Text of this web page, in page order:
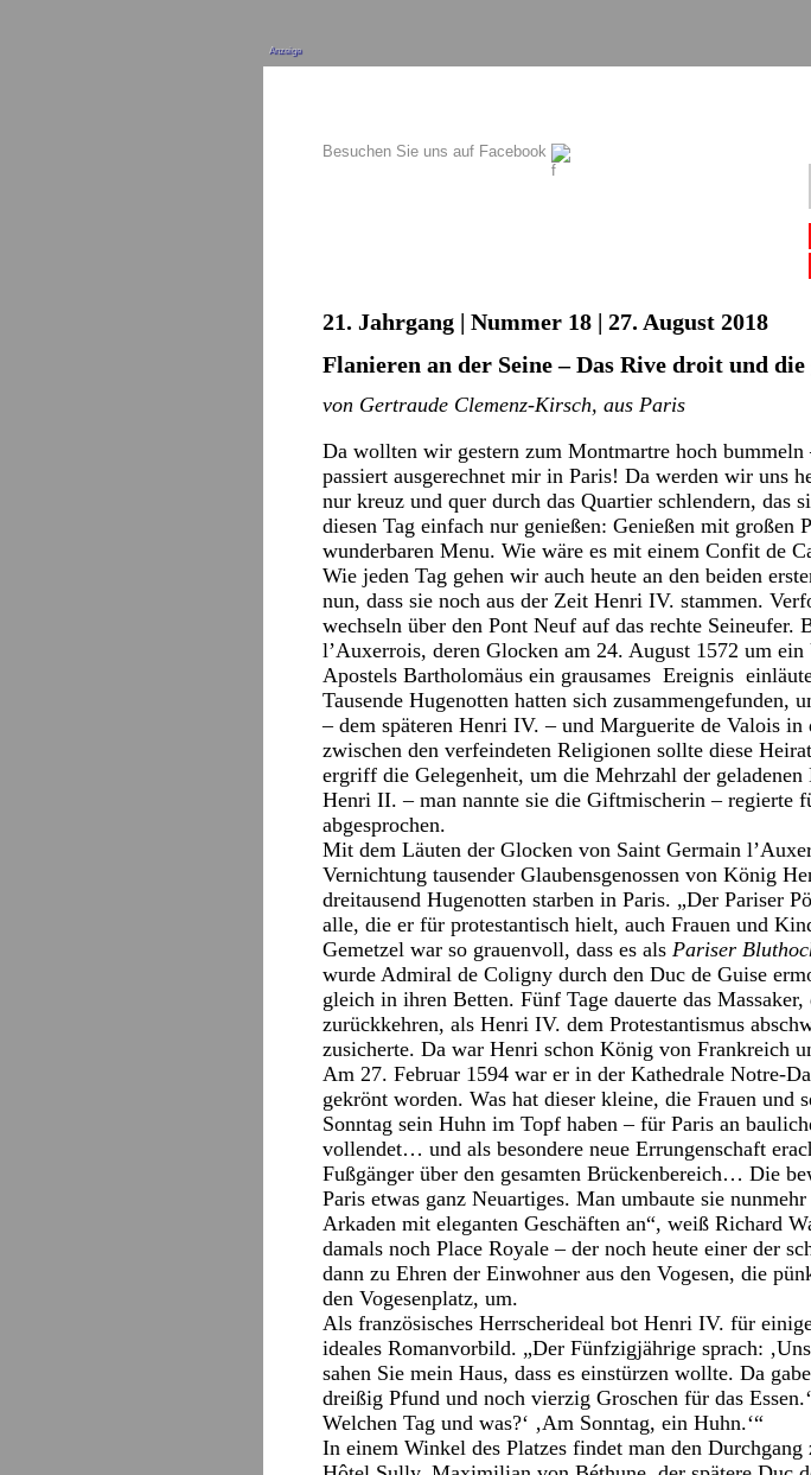
Anzeige
Besuchen Sie uns auf Facebook
21. Jahrgang | Nummer 18 | 27. August 2018
Flanieren an der Seine – Das Rive droit und
von Gertraude Clemenz-Kirsch, aus Paris
Da wollten wir gestern zum Montmartre hoch
passiert ausgerechnet mir in Paris! Da werden wir uns
nur kreuz und quer durch das Quartier schlendern, das
diesen Tag einfach nur genießen: Genießen mit großen
wunderbaren Menu. Wie wäre es mit einem Confit de
Wie jeden Tag gehen wir auch heute an den beiden
nun, dass sie noch aus der Zeit Henri IV. stammen.
wechseln über den Pont Neuf auf das rechte
l’Auxerrois, deren Glocken am 24. August 1572 um
Apostels Bartholomäus ein grausames Ereignis
Tausende Hugenotten hatten sich
– dem späteren Henri IV. – und Marguerite de Valois
zwischen den verfeindeten Religionen sollte diese
ergriff die Gelegenheit, um die Mehrzahl der
Henri II. – man nannte sie die Giftmischerin – regierte
abgesprochen.
Mit dem Läuten der Glocken von Saint Germain
Vernichtung tausender Glaubensgenossen von König
dreitausend Hugenotten starben in Paris. „Der Pariser
alle, die er für protestantisch hielt, auch Frauen und
Gemetzel war so grauenvoll, dass es als Pariser
wurde Admiral de Coligny durch den Duc de Guise
gleich in ihren Betten. Fünf Tage dauerte das
zurückkehren, als Henri IV. dem Protestantismus
zusicherte. Da war Henri schon König von Frankreich
Am 27. Februar 1594 war er in der Kathedrale Notre-
gekrönt worden. Was hat dieser kleine, die Frauen
Sonntag sein Huhn im Topf haben – für Paris an
vollendet… und als besondere neue Errungenschaft
Fußgänger über den gesamten Brückenbereich… Die
Paris etwas ganz Neuartiges. Man umbaute sie
Arkaden mit eleganten Geschäften an“, weiß Richard
damals noch Place Royale – der noch heute einer der
dann zu Ehren der Einwohner aus den Vogesen, die
den Vogesenplatz, um.
Als französisches Herrscherideal bot Henri IV. für
ideales Romanvorbild. „Der Fünfzigjährige sprach:
sahen Sie mein Haus, dass es einstürzen wollte. Da
dreißig Pfund und noch vierzig Groschen für das
Welchen Tag und was?‘ ‚Am Sonntag, ein Huhn.‘“
In einem Winkel des Platzes findet man den